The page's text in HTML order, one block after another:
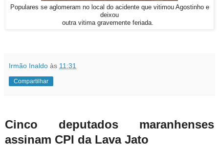
Populares se aglomeram no local do acidente que vitimou Agostinho e
deixou
outra vitima gravemente feriada.
Irmão Inaldo às 11:31
Compartilhar
Cinco deputados maranhenses
assinam CPI da Lava Jato